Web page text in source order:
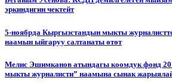
эркиндигин чектейт
5-ноябрда Кыргызстандын мыкты
наамын ыйгаруу салтанаты өтөт
Мелис Эшимканов атындагы коомдук фонд
мыкты журналисти” наамына сынак